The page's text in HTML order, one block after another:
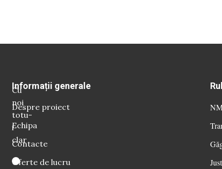
Cu
noi
totu-
i
clar
Informații generale
Despre proiect
Echipa
Contacte
Oferte de lucru